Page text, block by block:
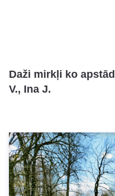
Daži mirkļi ko
V., Ina J.